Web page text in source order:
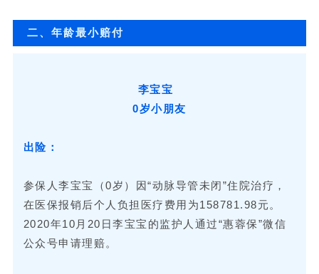
二、年龄最小赔付
李宝宝
0岁小朋友
出险：
参保人李宝宝（0岁）因“动脉导管未闭”住院治疗，
在医保报销后个人负担医疗费用为158781.98元。
2020年10月20日李宝宝的监护人通过“惠蓉保”微信
公众号申请理赔。